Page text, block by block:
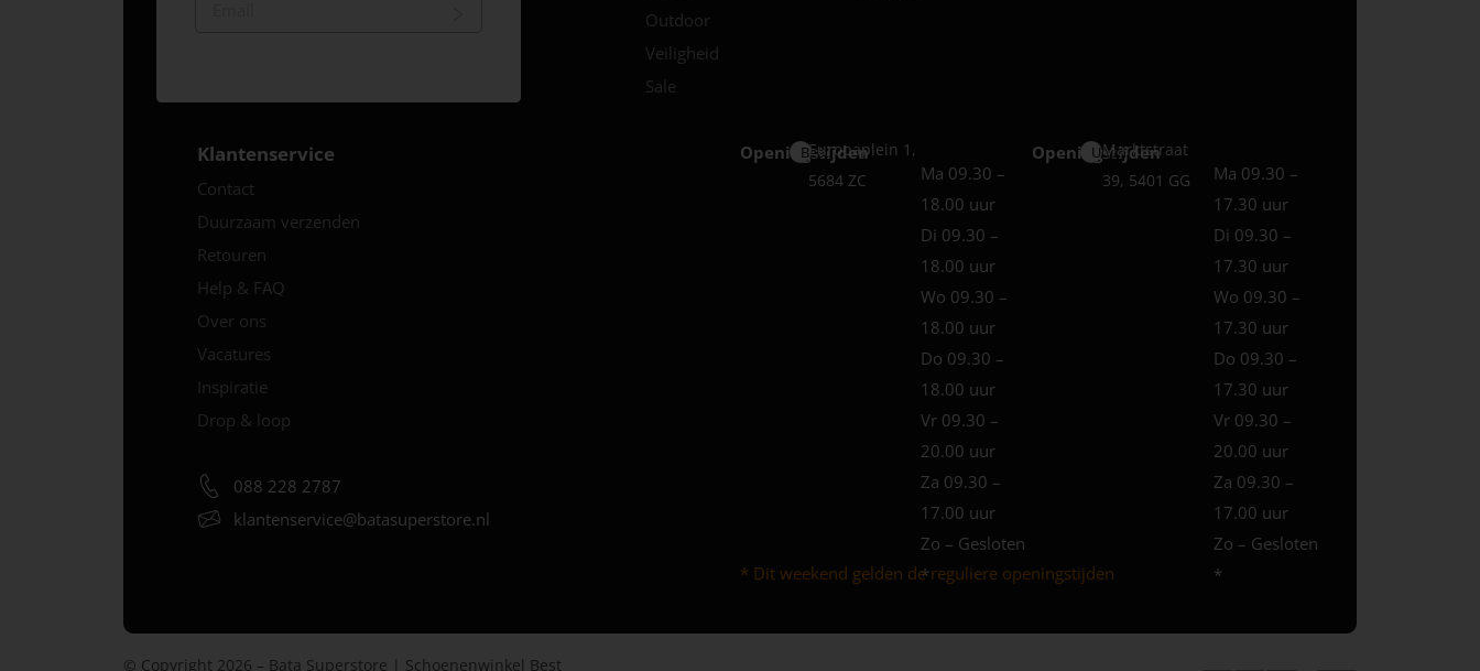
Outdoor
Veiligheid
Sale
Klantenservice
Contact
Duurzaam verzenden
Retouren
Help & FAQ
Over ons
Vacatures
Inspiratie
Drop & loop
088 228 2787
klantenservice@batasuperstore.nl
Openingstijden
Best
Europaplein 1,
5684 ZC
Ma 09.30 –
18.00 uur
Di 09.30 –
18.00 uur
Wo 09.30 –
18.00 uur
Do 09.30 –
18.00 uur
Vr 09.30 –
20.00 uur
Za 09.30 –
17.00 uur
Zo – Gesloten
*
* Dit weekend gelden de reguliere openingstijden
Openingstijden
Uden
Marktstraat
39, 5401 GG
Ma 09.30 –
17.30 uur
Di 09.30 –
17.30 uur
Wo 09.30 –
17.30 uur
Do 09.30 –
17.30 uur
Vr 09.30 –
20.00 uur
Za 09.30 –
17.00 uur
Zo – Gesloten
*
© Copyright 2026 – Bata Superstore | Schoenenwinkel Best